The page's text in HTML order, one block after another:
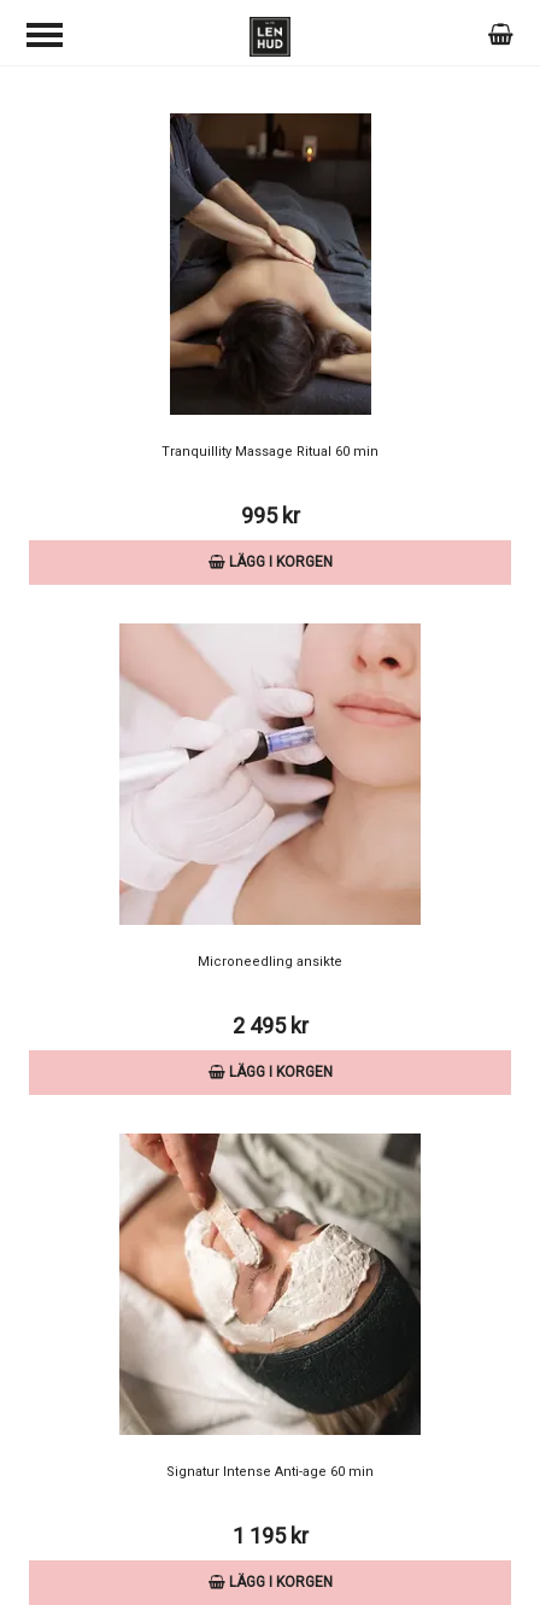
Tranquillity Massage Ritual 60 min
995 kr
LÄGG I KORGEN
Microneedling ansikte
2 495 kr
LÄGG I KORGEN
Signatur Intense Anti-age 60 min
1 195 kr
LÄGG I KORGEN